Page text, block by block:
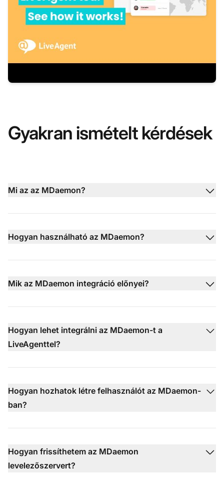
Gyakran ismételt kérdések
Mi az az MDaemon?
Hogyan használható az MDaemon?
Mik az MDaemon integráció előnyei?
Hogyan lehet integrálni az MDaemon-t a
LiveAgenttel?
Hogyan hozhatok létre felhasználót az MDaemon-
ban?
Hogyan frissíthetem az MDaemon
levelezőszervert?